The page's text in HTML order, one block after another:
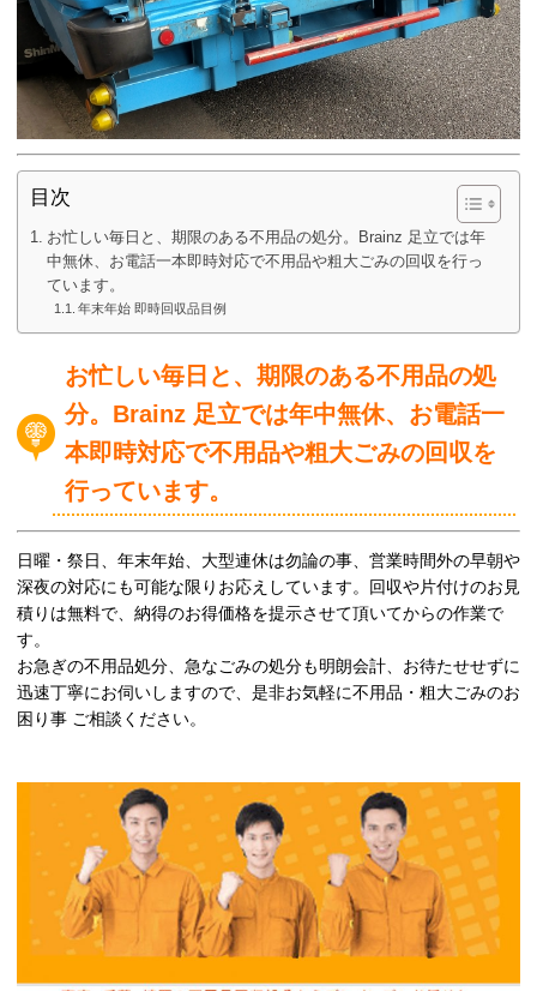
目次
お忙しい毎日と、期限のある不用品の処分。Brainz 足立では年
中無休、お電話一本即時対応で不用品や粗大ごみの回収を行っ
ています。
年末年始 即時回収品目例
お忙しい毎日と、期限のある不用品の処
分。Brainz 足立では年中無休、お電話一
本即時対応で不用品や粗大ごみの回収を
行っています。
日曜・祭日、年末年始、大型連休は勿論の事、営業時間外の早朝や
深夜の対応にも可能な限りお応えしています。回収や片付けのお見
積りは無料で、納得のお得価格を提示させて頂いてからの作業で
す。
お急ぎの不用品処分、急なごみの処分も明朗会計、お待たせせずに
迅速丁寧にお伺いしますので、是非お気軽に不用品・粗大ごみのお
困り事 ご相談ください。